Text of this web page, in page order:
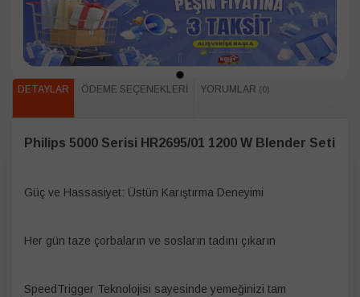
DETAYLAR ÖDEME SEÇENEKLERI YORUMLAR (0)
Philips 5000 Serisi HR2695/01 1200 W Blender Seti
Güç ve Hassasiyet: Üstün Karıştırma Deneyimi
Her gün taze çorbaların ve sosların tadını çıkarın
SpeedTrigger Teknolojisi sayesinde yemeğinizi tam